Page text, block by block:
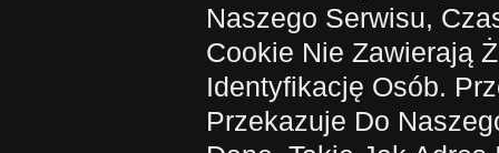
Naszego Serwisu,
Cookie Nie Zawierają
Identyfikację Osób.
Przekazuje Do